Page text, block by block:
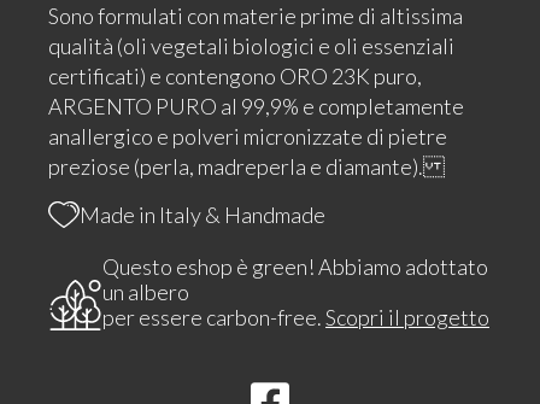
Sono formulati con materie prime di altissima
qualità (oli vegetali biologici e oli essenziali
certificati) e contengono ORO 23K puro,
ARGENTO PURO al 99,9% e completamente
anallergico e polveri micronizzate di pietre
preziose (perla, madreperla e diamante).
Made in Italy & Handmade
Questo eshop è green! Abbiamo adottato
un albero
per essere carbon-free.Scopri il progetto